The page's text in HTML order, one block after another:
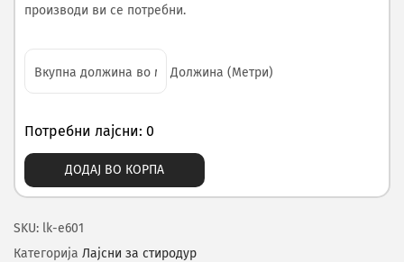
производи ви се потребни.
Должина (Метри)
Потребни лајсни: 0
ДОДАЈ ВО КОРПА
SKU: lk-e601
Категорија Лајсни за стиродур